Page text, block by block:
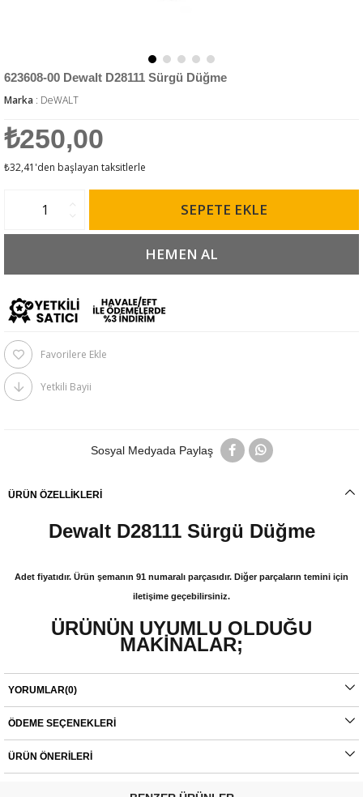
623608-00 Dewalt D28111 Sürgü Düğme
Marka : DeWALT
₺250,00
₺32,41 'den başlayan taksitlerle
Favorilere Ekle
Yetkili Bayii
Sosyal Medyada Paylaş
ÜRÜN ÖZELLIKLERI
Dewalt D28111 Sürgü Düğme
Adet fiyatıdır. Ürün şemanın 91 numaralı parçasıdır. Diğer parçaların temini için
iletişime geçebilirsiniz.
ÜRÜNÜN UYUMLU OLDUĞU
MAKİNALAR;
- D28113
Orijinal yedek parçalarda garanti durumu; yetkili servislerin haricinde yapılan
YORUMLAR(0)
ÖDEME SEÇENEKLERI
ÜRÜN ÖNERILERI